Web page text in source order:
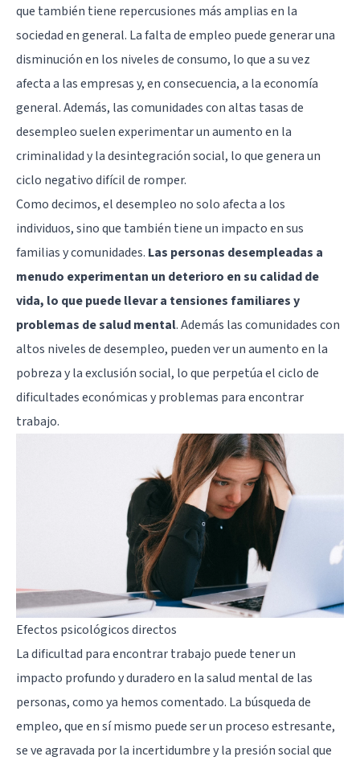
que también tiene repercusiones más amplias en la
sociedad en general. La falta de empleo puede generar una
disminución en los niveles de consumo, lo que a su vez
afecta a las empresas y, en consecuencia, a la economía
general. Además, las comunidades con altas tasas de
desempleo suelen experimentar un aumento en la
criminalidad y la desintegración social, lo que genera un
ciclo negativo difícil de romper.
Como decimos, el desempleo no solo afecta a los
individuos, sino que también tiene un impacto en sus
familias y comunidades. Las personas desempleadas a
menudo experimentan un deterioro en su calidad de
vida, lo que puede llevar a tensiones familiares y
problemas de salud mental. Además las comunidades con
altos niveles de desempleo, pueden ver un aumento en la
pobreza y la exclusión social, lo que perpetúa el ciclo de
dificultades económicas y problemas para encontrar
trabajo.
Efectos psicológicos directos
La dificultad para encontrar trabajo puede tener un
impacto profundo y duradero en la salud mental de las
personas, como ya hemos comentado. La búsqueda de
empleo, que en sí mismo puede ser un proceso estresante,
se ve agravada por la incertidumbre y la presión social que